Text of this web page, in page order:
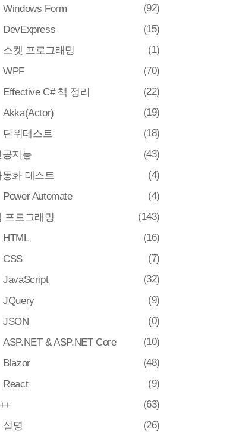
Windows Form
(92)
DevExpress
(15)
소켓 프로그래밍
(1)
WPF
(70)
Effective C# 책 정리
(22)
Akka(Actor)
(19)
단위테스트
(18)
공지능
(43)
동화 테스트
(4)
Power Automate
(4)
프로그래밍
(143)
HTML
(16)
CSS
(7)
JavaScript
(32)
JQuery
(9)
JSON
(0)
ASP.NET & ASP.NET Core
(10)
Blazor
(48)
React
(9)
(63)
설명
(26)